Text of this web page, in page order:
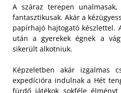
A száraz terepen
fantasztikusak. Akár a
papírhajó hajtogató készlettel.
után a gyerekek égnek a
sikerült alkotniuk.
Képzeletben akár izgalmas
expedícióra indulnak a Hét
fürdő játékok sokféle